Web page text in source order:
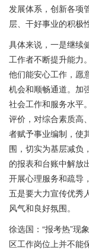
发展体系，创新各项
层、干好事业的积极
具体来说，一是继续
工作者不断提升能力
他们能安心工作，愿
机会和顺畅通道。加
社会工作和服务水平
评价，对综合素质高
者赋予事业编制，使
围，切实为基层减负
的报表和台账中解放
开展心理服务和疏导
五是要大力宣传优秀
风气和良好氛围。
徐选国：“报考热”现
区工作岗位上并不能